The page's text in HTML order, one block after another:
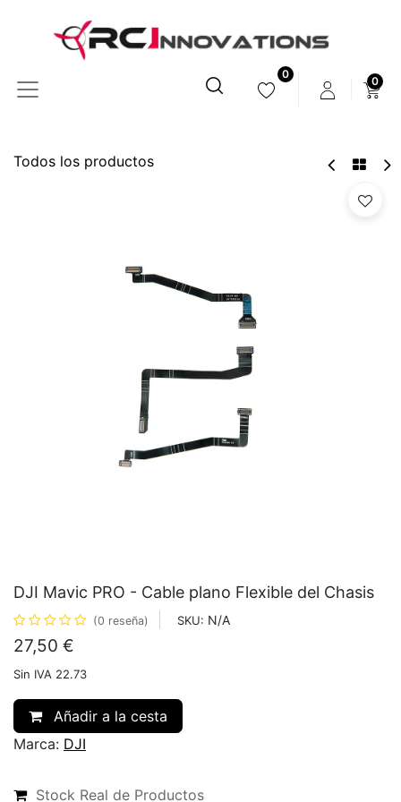
0
0
Todos los productos
DJI Mavic PRO - Cable plano Flexible del Chasis
(0 reseña) SKU: N/A
27,50 €
Sin IVA 22.73
Añadir a la cesta
Marca: DJI
Stock Real de Productos